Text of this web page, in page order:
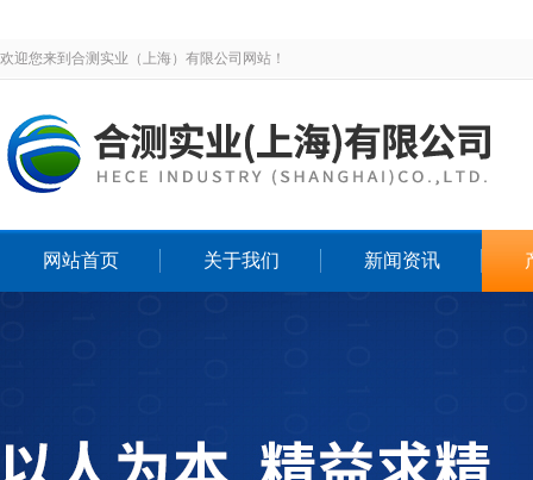
欢迎您来到合测实业（上海）有限公司网站！
网站首页 关于我们 新闻资讯